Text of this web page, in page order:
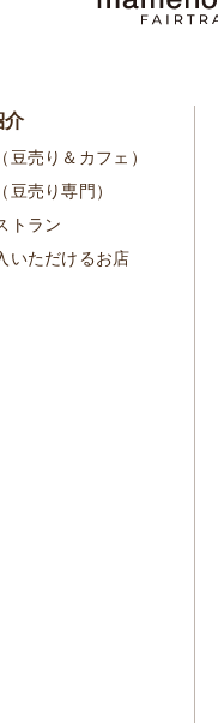
介
豆売り＆カフェ）
豆売り専門）
トラン
いただけるお店